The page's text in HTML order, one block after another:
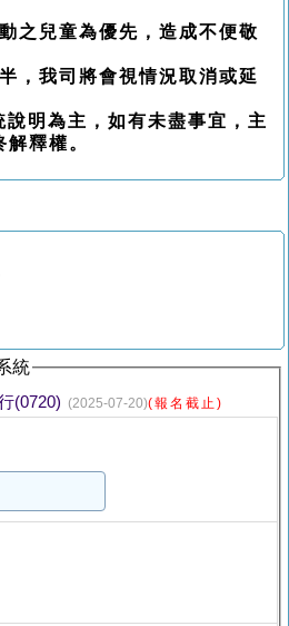
之兒童為優先，造成不便敬
，我司將會視情況取消或延
明為主，如有未盡事宜，主
釋權。
統
(0720) (2025-07-20)(報名截止)